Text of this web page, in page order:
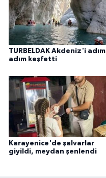
TURBELDAK Akdeniz'i adım
adım keşfetti
Karayenice'de şalvarlar
giyildi, meydan şenlendi